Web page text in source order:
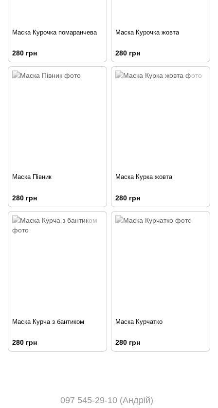
Маска Курочка помаранчева
280 грн
Маска Курочка жовта
280 грн
Маска Півник
280 грн
Маска Курка жовта
280 грн
Маска Курча з бантиком
280 грн
Маска Курчатко
280 грн
097 545-29-10 (Андрій)